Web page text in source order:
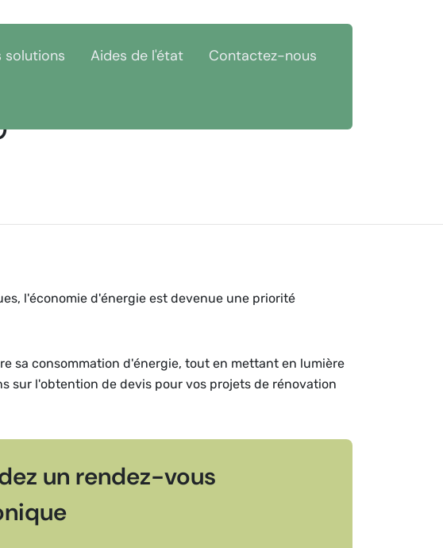
solutions Aides de l'état Contactez-nous
l'économie d'énergie est devenue une priorité
sa consommation d'énergie, tout en mettant en lumière
sur l'obtention de devis pour vos projets de rénovation
un rendez-vous